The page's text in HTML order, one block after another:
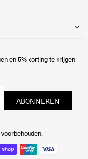
en 5% korting te krijgen
ABONNEREN